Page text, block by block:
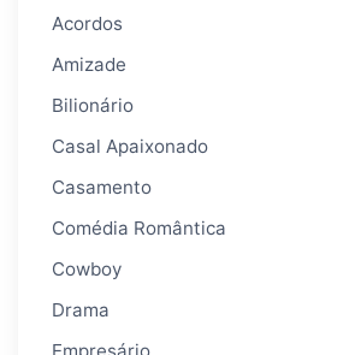
Acordos
Amizade
Bilionário
Casal Apaixonado
Casamento
Comédia Romântica
Cowboy
Drama
Empresário